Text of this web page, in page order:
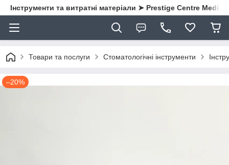
Інструменти та витратні матеріали ➤ Prestige Centre Medical
Товари та послуги Стоматологічні інструменти
–20%